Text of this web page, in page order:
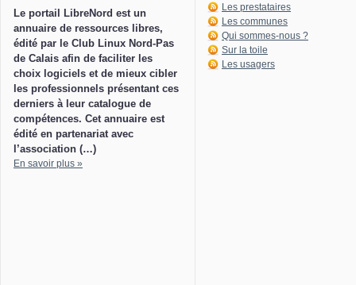
Le portail LibreNord est un
annuaire de ressources libres,
édité par le Club Linux Nord-Pas
de Calais afin de faciliter les
choix logiciels et de mieux cibler
les professionnels présentant ces
derniers à leur catalogue de
compétences. Cet annuaire est
édité en partenariat avec
l’association (…)
En savoir plus »
Les prestataires
Les communes
Qui sommes-nous ?
Sur la toile
Les usagers